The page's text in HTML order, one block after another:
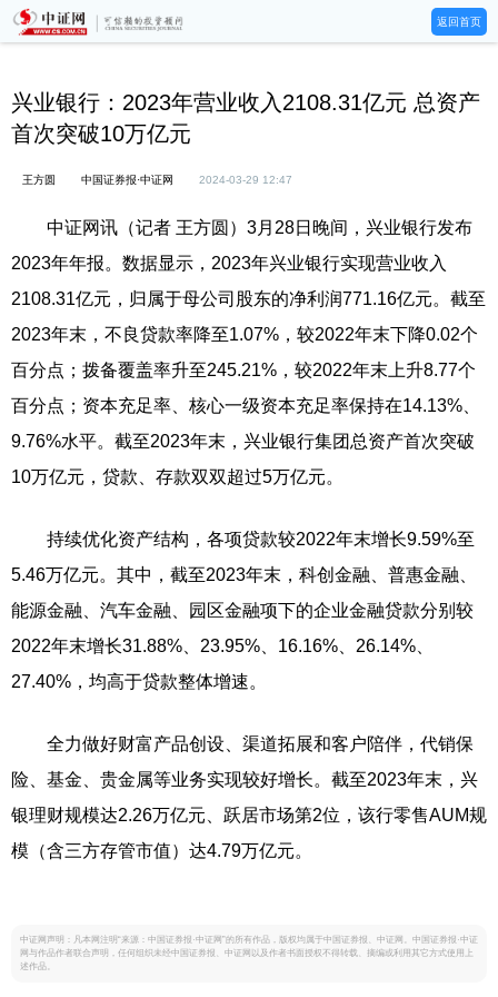
返回首页
兴业银行：2023年营业收入2108.31亿元 总资产
首次突破10万亿元
王方圆 中国证券报·中证网 2024-03-29 12:47
中证网讯（记者 王方圆）3月28日晚间，兴业银行发布
2023年年报。数据显示，2023年兴业银行实现营业收入
2108.31亿元，归属于母公司股东的净利润771.16亿元。截至
2023年末，不良贷款率降至1.07%，较2022年末下降0.02个
百分点；拨备覆盖率升至245.21%，较2022年末上升8.77个
百分点；资本充足率、核心一级资本充足率保持在14.13%、
9.76%水平。截至2023年末，兴业银行集团总资产首次突破
10万亿元，贷款、存款双双超过5万亿元。
持续优化资产结构，各项贷款较2022年末增长9.59%至
5.46万亿元。其中，截至2023年末，科创金融、普惠金融、
能源金融、汽车金融、园区金融项下的企业金融贷款分别较
2022年末增长31.88%、23.95%、16.16%、26.14%、
27.40%，均高于贷款整体增速。
全力做好财富产品创设、渠道拓展和客户陪伴，代销保
险、基金、贵金属等业务实现较好增长。截至2023年末，兴
银理财规模达2.26万亿元、跃居市场第2位，该行零售AUM规
模（含三方存管市值）达4.79万亿元。
中证网声明：凡本网注明“来源：中国证券报·中证网”的所有作品，版权均属于中国证券报、中证网。中国证券报·中证
网与作品作者联合声明，任何组织未经中国证券报、中证网以及作者书面授权不得转载、摘编或利用其它方式使用上
述作品。